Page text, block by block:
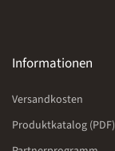
Informationen
Versandkosten
Produktkatalog (PDF)